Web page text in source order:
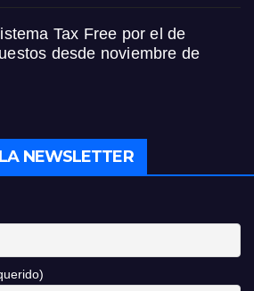
Tax Free por el de
desde noviembre de
NEWSLETTER